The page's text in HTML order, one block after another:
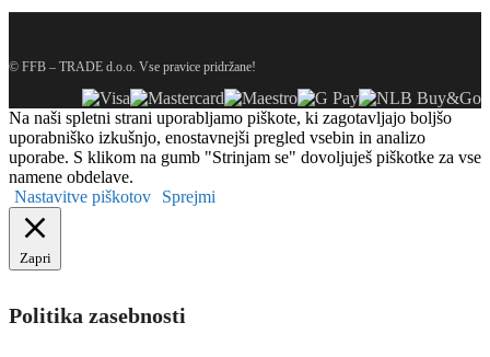
© FFB – TRADE d.o.o. Vse pravice pridržane!
Na naši spletni strani uporabljamo piškote, ki zagotavljajo boljšo
uporabniško izkušnjo, enostavnejši pregled vsebin in analizo
uporabe. S klikom na gumb "Strinjam se" dovoljuješ piškotke za vse
namene obdelave.
Nastavitve piškotov
Sprejmi
Zapri
Politika zasebnosti